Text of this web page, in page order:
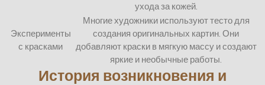
ухода за кожей.
Эксперименты
с красками
Многие художники используют тесто для
создания оригинальных картин. Они
добавляют краски в мягкую массу и создают
яркие и необычные работы.
История возникновения и